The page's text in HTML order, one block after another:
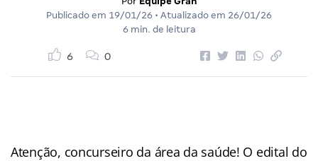
Publicado em 19/01/26 • Atualizado em 26/01/26
6 min. de leitura
6 0
Atenção, concurseiro da área da saúde! O edital do